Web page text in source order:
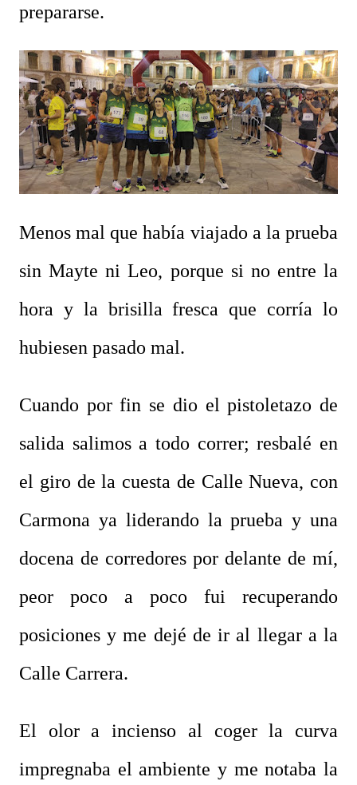
prepararse.
Menos mal que había viajado a la prueba
sin Mayte ni Leo, porque si no entre la
hora y la brisilla fresca que corría lo
hubiesen pasado mal.
Cuando por fin se dio el pistoletazo de
salida salimos a todo correr; resbalé en
el giro de la cuesta de Calle Nueva, con
Carmona ya liderando la prueba y una
docena de corredores por delante de mí,
peor poco a poco fui recuperando
posiciones y me dejé de ir al llegar a la
Calle Carrera.
El olor a incienso al coger la curva
impregnaba el ambiente y me notaba la